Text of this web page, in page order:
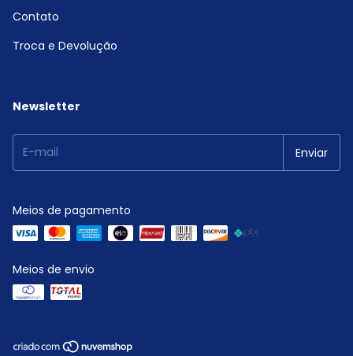
Contato
Troca e Devolução
Newsletter
Meios de pagamento
Meios de envio